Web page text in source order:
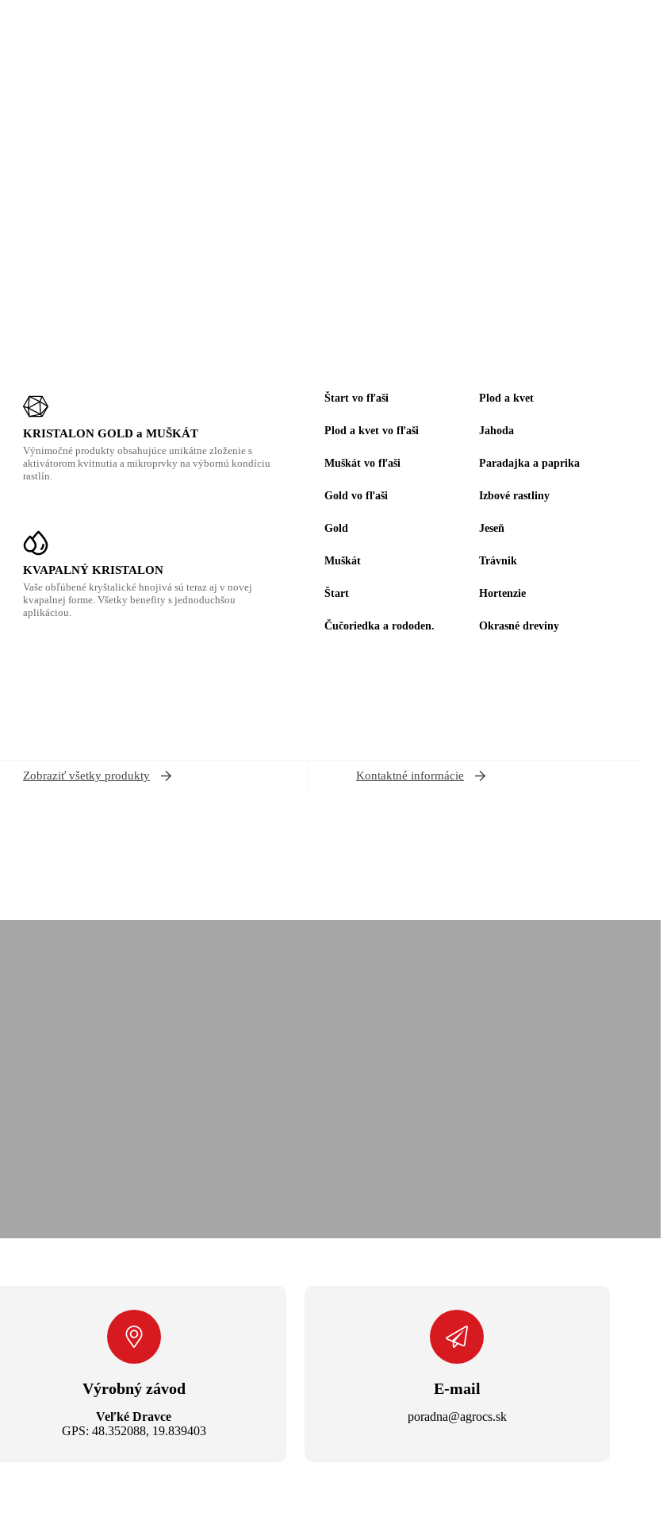
KRISTALON GOLD a MUŠKÁT
Výnimočné produkty obsahujúce unikátne zloženie s
aktivátorom kvitnutia a mikroprvky na výbornú kondíciu
rastlín.
KVAPALNÝ KRISTALON
Vaše obľúbené kryštalické hnojivá sú teraz aj v novej
kvapalnej forme. Všetky benefity s jednoduchšou
aplikáciou.
Štart vo fľaši
Plod a kvet vo fľaši
Muškát vo fľaši
Gold vo fľaši
Gold
Muškát
Štart
Čučoriedka a rododen.
Plod a kvet
Jahoda
Paradajka a paprika
Izbové rastliny
Jeseň
Trávnik
Hortenzie
Okrasné dreviny
Zobraziť všetky produkty Kontaktné informácie
Výrobný závod
Veľké Dravce
GPS: 48.352088, 19.839403
E-mail
poradna@agrocs.sk